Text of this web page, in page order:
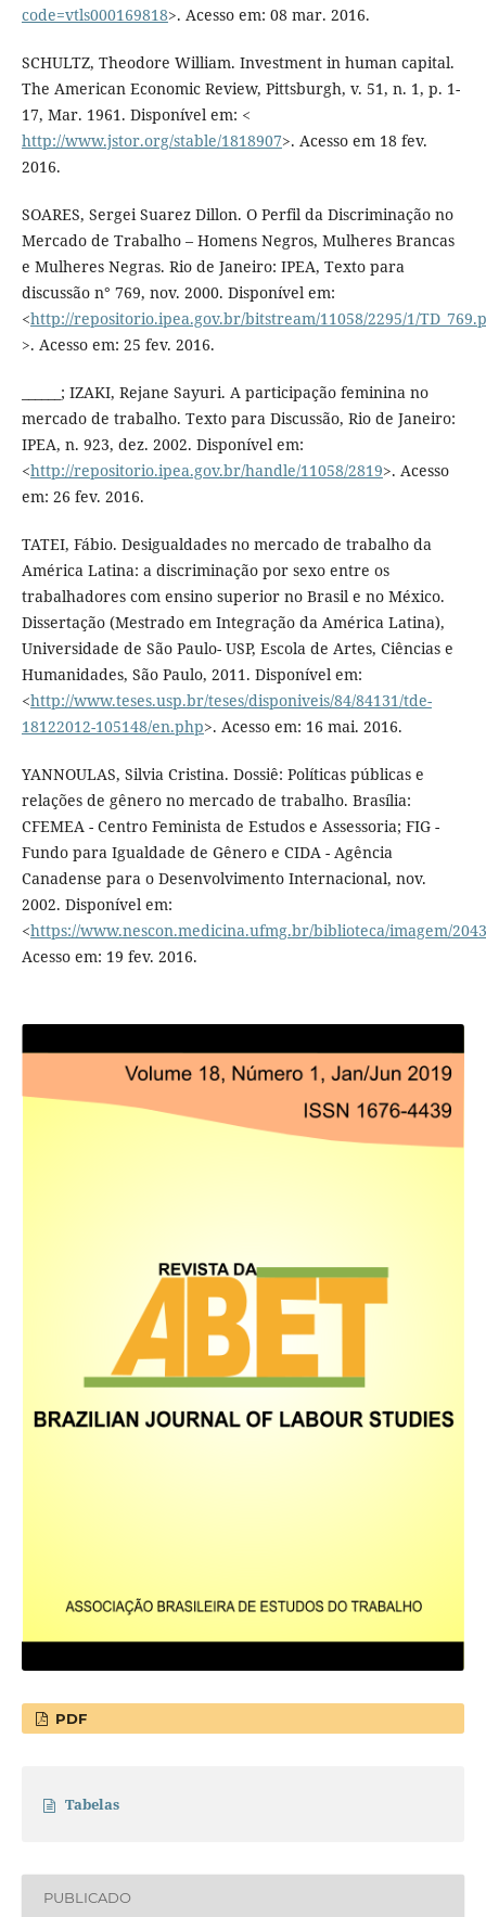
code=vtls000169818>. Acesso em: 08 mar. 2016.
SCHULTZ, Theodore William. Investment in human capital.
The American Economic Review, Pittsburgh, v. 51, n. 1, p. 1-
17, Mar. 1961. Disponível em: <
http://www.jstor.org/stable/1818907>. Acesso em 18 fev.
2016.
SOARES, Sergei Suarez Dillon. O Perfil da Discriminação no
Mercado de Trabalho – Homens Negros, Mulheres Brancas
e Mulheres Negras. Rio de Janeiro: IPEA, Texto para
discussão n° 769, nov. 2000. Disponível em:
<http://repositorio.ipea.gov.br/bitstream/11058/2295/1/
>. Acesso em: 25 fev. 2016.
______; IZAKI, Rejane Sayuri. A participação feminina no
mercado de trabalho. Texto para Discussão, Rio de Janeiro:
IPEA, n. 923, dez. 2002. Disponível em:
<http://repositorio.ipea.gov.br/handle/11058/2819>. Acesso
em: 26 fev. 2016.
TATEI, Fábio. Desigualdades no mercado de trabalho da
América Latina: a discriminação por sexo entre os
trabalhadores com ensino superior no Brasil e no México.
Dissertação (Mestrado em Integração da América Latina),
Universidade de São Paulo- USP, Escola de Artes, Ciências e
Humanidades, São Paulo, 2011. Disponível em:
<http://www.teses.usp.br/teses/disponiveis/84/84131/tde-
18122012-105148/en.php>. Acesso em: 16 mai. 2016.
YANNOULAS, Silvia Cristina. Dossiê: Políticas públicas e
relações de gênero no mercado de trabalho. Brasília:
CFEMEA - Centro Feminista de Estudos e Assessoria; FIG -
Fundo para Igualdade de Gênero e CIDA - Agência
Canadense para o Desenvolvimento Internacional, nov.
2002. Disponível em:
<https://www.nescon.medicina.ufmg.br/biblioteca/imagem/
Acesso em: 19 fev. 2016.
PDF
Tabelas
PUBLICADO